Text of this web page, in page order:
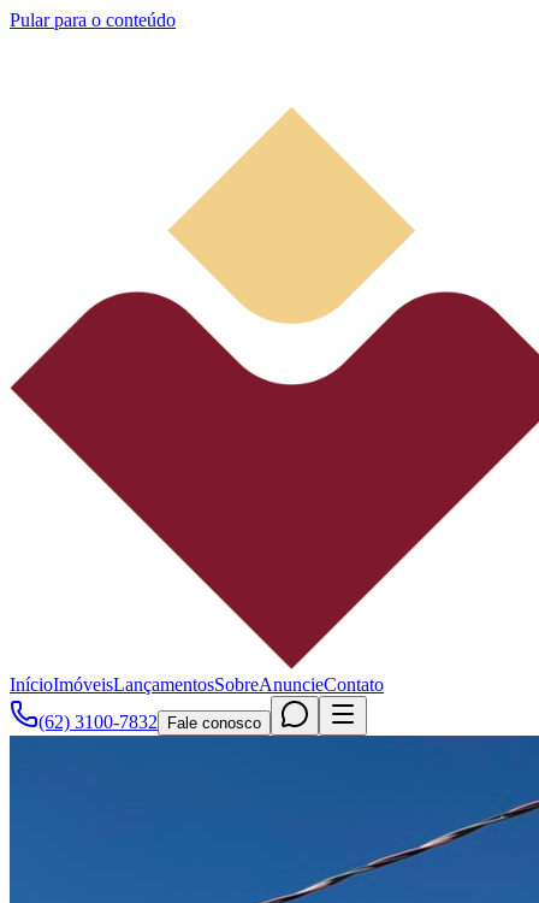
Pular para o conteúdo
InícioImóveisLançamentosSobreAnuncieContato
(62) 3100-7832
Fale conosco